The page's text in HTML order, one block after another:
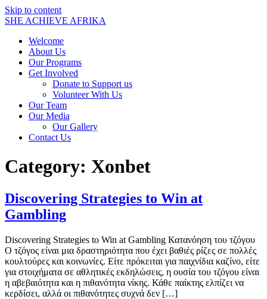
Skip to content
SHE ACHIEVE AFRIKA
Welcome
About Us
Our Programs
Get Involved
Donate to Support us
Volunteer With Us
Our Team
Our Media
Our Gallery
Contact Us
Category: Xonbet
Discovering Strategies to Win at
Gambling
Discovering Strategies to Win at Gambling Κατανόηση του τζόγου
Ο τζόγος είναι μια δραστηριότητα που έχει βαθιές ρίζες σε πολλές
κουλτούρες και κοινωνίες. Είτε πρόκειται για παιχνίδια καζίνο, είτε
για στοιχήματα σε αθλητικές εκδηλώσεις, η ουσία του τζόγου είναι
η αβεβαιότητα και η πιθανότητα νίκης. Κάθε παίκτης ελπίζει να
κερδίσει, αλλά οι πιθανότητες συχνά δεν […]